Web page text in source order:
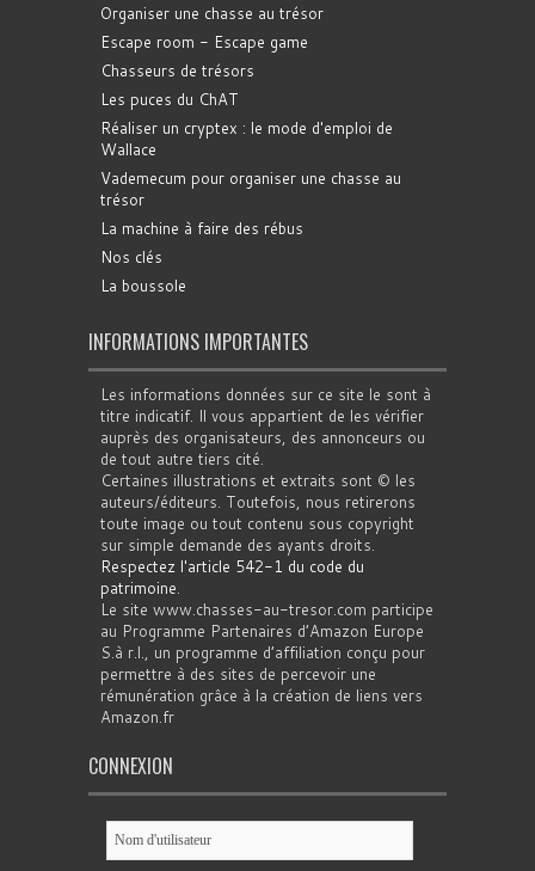
Organiser une chasse au trésor
Escape room - Escape game
Chasseurs de trésors
Les puces du ChAT
Réaliser un cryptex : le mode d'emploi de
Wallace
Vademecum pour organiser une chasse au
trésor
La machine à faire des rébus
Nos clés
La boussole
INFORMATIONS IMPORTANTES
Les informations données sur ce site le sont à
titre indicatif. Il vous appartient de les vérifier
auprès des organisateurs, des annonceurs ou
de tout autre tiers cité.
Certaines illustrations et extraits sont © les
auteurs/éditeurs. Toutefois, nous retirerons
toute image ou tout contenu sous copyright
sur simple demande des ayants droits.
Respectez l'article 542-1 du code du
patrimoine.
Le site www.chasses-au-tresor.com participe
au Programme Partenaires d’Amazon Europe
S.à r.l., un programme d’affiliation conçu pour
permettre à des sites de percevoir une
rémunération grâce à la création de liens vers
Amazon.fr
CONNEXION